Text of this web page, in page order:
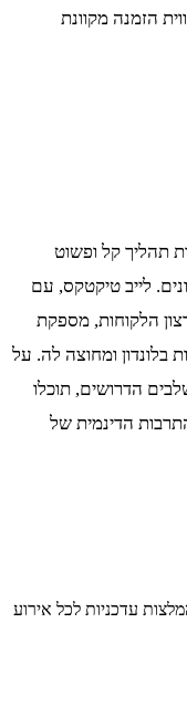
הזמנה מקוונת
תהליך קל ופשוט
לייב טיקטקס, עם
הלקוחות, מספקת
בלונדון ומחוצה לה. על
הדרושים, תוכלו
הדינמית של
עדכניות לכל אירוע